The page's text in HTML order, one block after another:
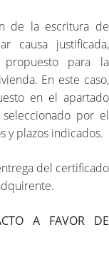
de la escritura de
causa justificada,
para la
En este caso,
en el apartado
por el
y plazos indicados.
del certificado
A FAVOR DE